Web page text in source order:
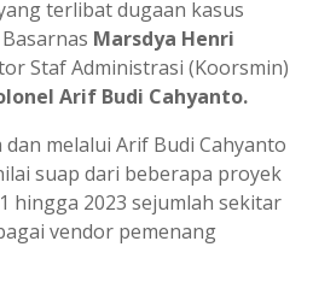
terlibat dugaan kasus
Marsdya Henri
Staf Administrasi (Koorsmin)
Arif Budi Cahyanto.
melalui Arif Budi Cahyanto
suap dari beberapa proyek
hingga 2023 sejumlah sekitar
vendor pemenang